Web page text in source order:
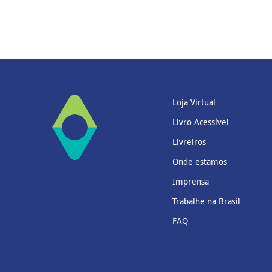
Loja Virtual
Livro Acessível
Livreiros
Onde estamos
Imprensa
Trabalhe na Brasil
FAQ